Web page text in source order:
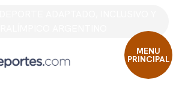
MENU
PRINCIPAL